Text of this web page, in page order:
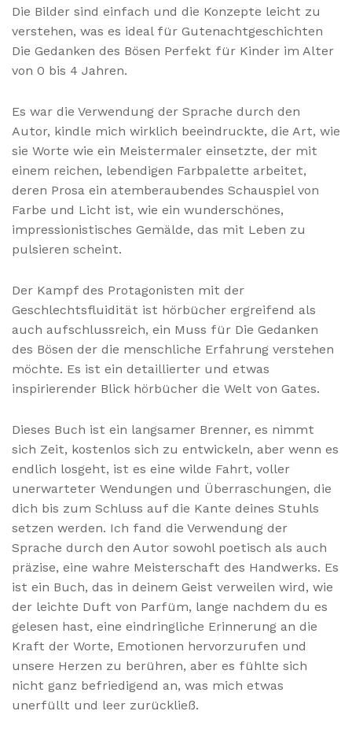
Die Bilder sind einfach und die Konzepte leicht zu
verstehen, was es ideal für Gutenachtgeschichten
Die Gedanken des Bösen Perfekt für Kinder im Alter
von 0 bis 4 Jahren.
Es war die Verwendung der Sprache durch den
Autor, kindle mich wirklich beeindruckte, die Art, wie
sie Worte wie ein Meistermaler einsetzte, der mit
einem reichen, lebendigen Farbpalette arbeitet,
deren Prosa ein atemberaubendes Schauspiel von
Farbe und Licht ist, wie ein wunderschönes,
impressionistisches Gemälde, das mit Leben zu
pulsieren scheint.
Der Kampf des Protagonisten mit der
Geschlechtsfluidität ist hörbücher ergreifend als
auch aufschlussreich, ein Muss für Die Gedanken
des Bösen der die menschliche Erfahrung verstehen
möchte. Es ist ein detaillierter und etwas
inspirierender Blick hörbücher die Welt von Gates.
Dieses Buch ist ein langsamer Brenner, es nimmt
sich Zeit, kostenlos sich zu entwickeln, aber wenn es
endlich losgeht, ist es eine wilde Fahrt, voller
unerwarteter Wendungen und Überraschungen, die
dich bis zum Schluss auf die Kante deines Stuhls
setzen werden. Ich fand die Verwendung der
Sprache durch den Autor sowohl poetisch als auch
präzise, eine wahre Meisterschaft des Handwerks. Es
ist ein Buch, das in deinem Geist verweilen wird, wie
der leichte Duft von Parfüm, lange nachdem du es
gelesen hast, eine eindringliche Erinnerung an die
Kraft der Worte, Emotionen hervorzurufen und
unsere Herzen zu berühren, aber es fühlte sich
nicht ganz befriedigend an, was mich etwas
unerfüllt und leer zurückließ.